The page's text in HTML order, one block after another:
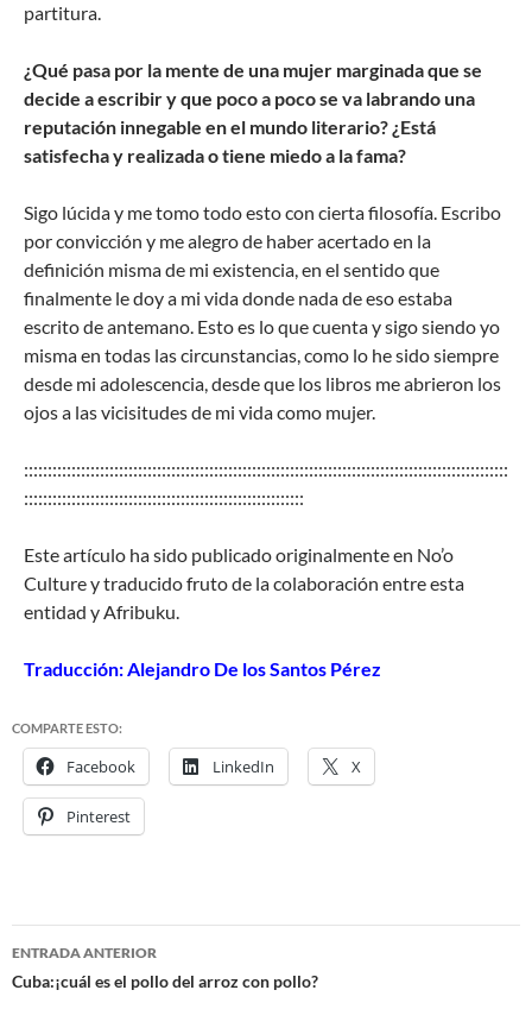
partitura.
¿Qué pasa por la mente de una mujer marginada que se
decide a escribir y que poco a poco se va labrando una
reputación innegable en el mundo literario? ¿Está
satisfecha y realizada o tiene miedo a la fama?
Sigo lúcida y me tomo todo esto con cierta filosofía. Escribo
por convicción y me alegro de haber acertado en la
definición misma de mi existencia, en el sentido que
finalmente le doy a mi vida donde nada de eso estaba
escrito de antemano. Esto es lo que cuenta y sigo siendo yo
misma en todas las circunstancias, como lo he sido siempre
desde mi adolescencia, desde que los libros me abrieron los
ojos a las vicisitudes de mi vida como mujer.
::::::::::::::::::::::::::::::::::::::::::::::::::::::::::::::::::::::::::::::::::::::::::::::::::::::
:::::::::::::::::::::::::::::::::::::::::::::::::::::::::::
Este artículo ha sido publicado originalmente en No’o
Culture y traducido fruto de la colaboración entre esta
entidad y Afribuku.
Traducción: Alejandro De los Santos Pérez
COMPARTE ESTO:
Facebook LinkedIn X
Pinterest
Navegación
ENTRADA ANTERIOR
Cuba:¡cuál es el pollo del arroz con pollo?